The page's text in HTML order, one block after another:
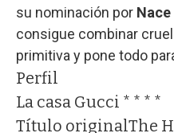
su nominación por
consigue combinar
primitiva y pone todo
Perfil
La casa Gucci * * * *
Título originalThe